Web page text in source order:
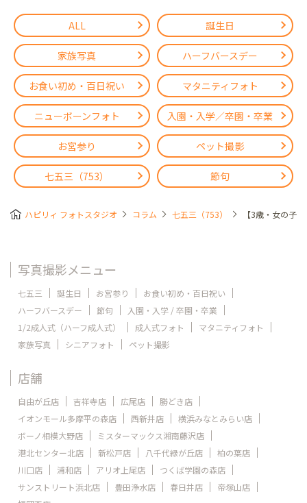
ALL 誕生日
家族写真 ハーフバースデー
お食い初め・百日祝い マタニティフォト
ニューボーンフォト 入園・入学／卒園・卒業
お宮参り ペット撮影
七五三（753） 節句
ハピリィ フォトスタジオ コラム 七五三（753） 【3歳・女の子
写真撮影メニュー
七五三 誕生日 お宮参り
お食い初め・百日祝い
ハーフバースデー
節句
入園・入学 / 卒園・卒業
1/2成人式（ハーフ成人式）
成人式フォト
マタニティフォト
家族写真
シニアフォト ペット撮影
店舗
自由が丘店 吉祥寺店 広尾店
勝どき店
イオンモール多摩平の森店
西新井店
横浜みなとみらい店
ボーノ相模大野店
ミスターマックス湘南藤沢店
港北センター北店
新松戸店 八千代緑が丘店
柏の葉店
川口店
浦和店 アリオ上尾店
つくば学園の森店
サンストリート浜北店
豊田浄水店 春日井店
帝塚山店